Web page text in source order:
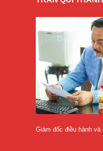
Giám đốc điều hành